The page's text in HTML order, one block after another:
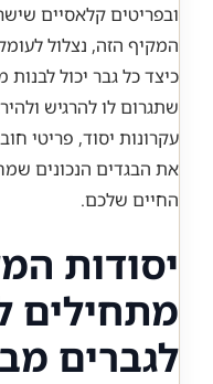
ובפריטים קלאסיים
המקיף הזה, נצלול
כיצד כל גבר יכול
שתגרום לו להרגיש
עקרונות יסוד, פריטי
את הבגדים הנכונים
החיים שלכם.
יסודות
מתחילים
לגברים